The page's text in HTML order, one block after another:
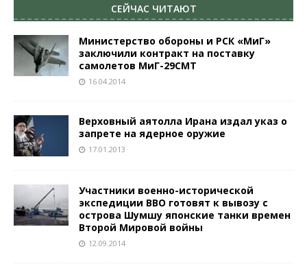
СЕЙЧАС ЧИТАЮТ
Министерство обороны и РСК «МиГ»
заключили контракт на поставку
самолетов МиГ-29СМТ
16.04.2014
Верховный аятоллa Ирана издал указ о
запрете на ядерное оружие
17.01.2013
Участники военно-исторической
экспедиции ВВО готовят к вывозу с
острова Шумшу японские танки времен
Второй Мировой войны
12.09.2014